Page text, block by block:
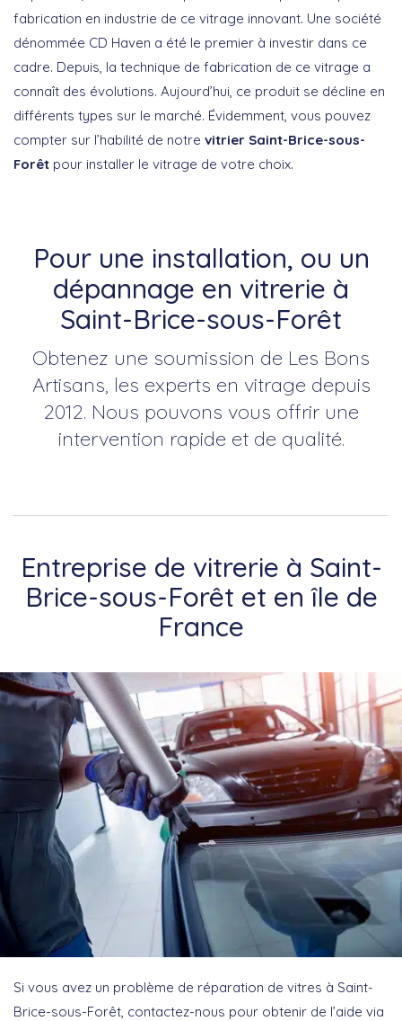
fabrication en industrie de ce vitrage innovant. Une société
dénommée CD Haven a été le premier à investir dans ce
cadre. Depuis, la technique de fabrication de ce vitrage a
connaît des évolutions. Aujourd’hui, ce produit se décline en
différents types sur le marché. Évidemment, vous pouvez
compter sur l’habilité de notre vitrier Saint-Brice-sous-
Forêt pour installer le vitrage de votre choix.
Pour une installation, ou un
dépannage en vitrerie à
Saint-Brice-sous-Forêt
Obtenez une soumission de Les Bons
Artisans, les experts en vitrage depuis
2012. Nous pouvons vous offrir une
intervention rapide et de qualité.
Entreprise de vitrerie à Saint-
Brice-sous-Forêt et en île de
France
Si vous avez un problème de réparation de vitres à Saint-
Brice-sous-Forêt, contactez-nous pour obtenir de l’aide via